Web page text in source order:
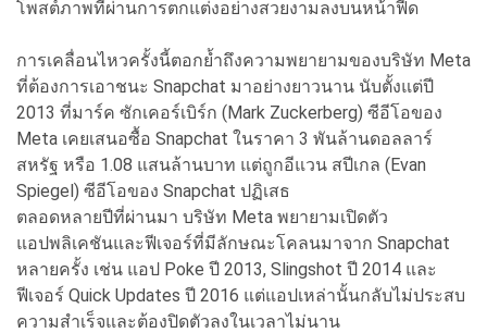
โพสต์ภาพที่ผ่านการตกแต่งอย่างสวยงามลงบนหน้าฟีด
การเคลื่อนไหวครั้งนี้ตอกย้ำถึงความพยายามของบริษัท Meta
ที่ต้องการเอาชนะ Snapchat มาอย่างยาวนาน นับตั้งแต่ปี
2013 ที่มาร์ค ซักเคอร์เบิร์ก (Mark Zuckerberg) ซีอีโอของ
Meta เคยเสนอซื้อ Snapchat ในราคา 3 พันล้านดอลลาร์
สหรัฐ หรือ 1.08 แสนล้านบาท แต่ถูกอีแวน สปีเกล (Evan
Spiegel) ซีอีโอของ Snapchat ปฏิเสธ
ตลอดหลายปีที่ผ่านมา บริษัท Meta พยายามเปิดตัว
แอปพลิเคชันและฟีเจอร์ที่มีลักษณะโคลนมาจาก Snapchat
หลายครั้ง เช่น แอป Poke ปี 2013, Slingshot ปี 2014 และ
ฟีเจอร์ Quick Updates ปี 2016 แต่แอปเหล่านั้นกลับไม่ประสบ
ความสำเร็จและต้องปิดตัวลงในเวลาไม่นาน